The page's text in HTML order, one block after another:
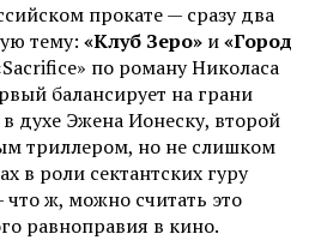
прокате — сразу два
тему: «Клуб Зеро» и«Город
по роману Николаса
балансирует на грани
духе Эжена Ионеску, второй
триллером, но не слишком
в роли сектантских гуру
ж, можно считать это
равноправия в кино.